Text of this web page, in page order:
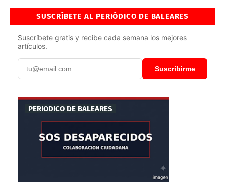
SUSCRÍBETE AL PERIÓDICO DE BALEARES
Suscríbete gratis y recibe cada semana los mejores
artículos.
Suscribirme
PERIODICO DE BALEARES